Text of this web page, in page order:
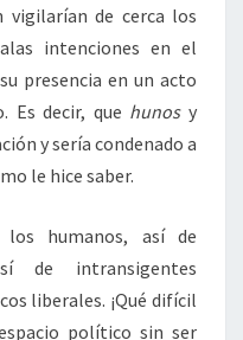
vigilarían de cerca los
intenciones en el
presencia en un acto
Es decir, que hunosy
y sería condenado a
le hice saber.
humanos, así de
de intransigentes
liberales. ¡Qué difícil
político sin ser